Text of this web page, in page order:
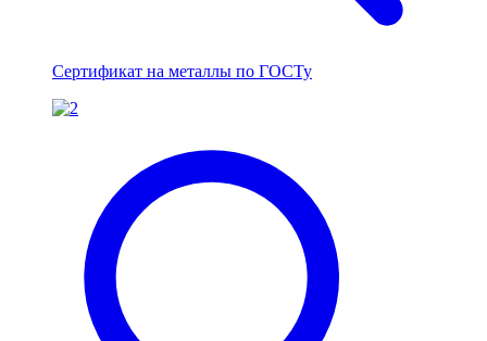
Сертификат на металлы по ГОСТу